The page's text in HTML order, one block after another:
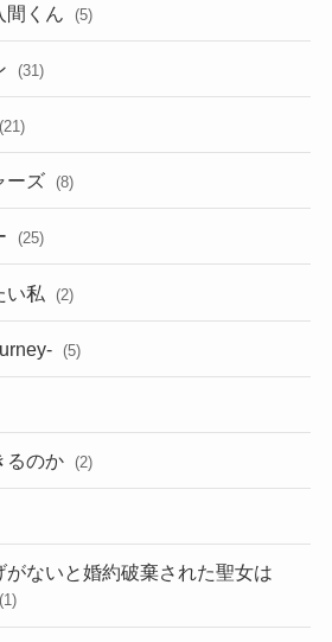
くん (5)
(31)
(21)
ーズ (8)
(25)
い私 (2)
(5)
るのか (2)
がないと婚約破棄された聖女は
(1)